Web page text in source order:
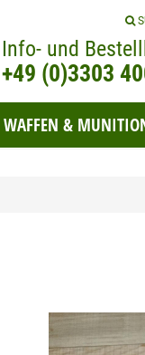
Info- und
+49 (0)3303
WAFFEN &